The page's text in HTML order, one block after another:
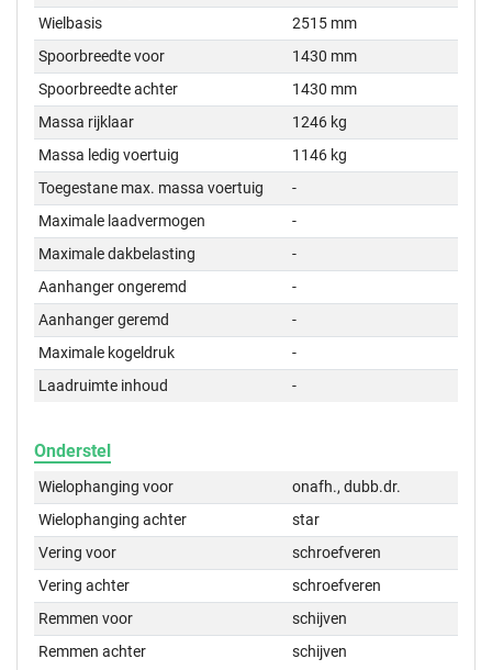
Wielbasis
2515 mm
Spoorbreedte voor
1430 mm
Spoorbreedte achter
1430 mm
Massa rijklaar
1246 kg
Massa ledig voertuig
1146 kg
Toegestane max. massa voertuig
-
Maximale laadvermogen
-
Maximale dakbelasting
-
Aanhanger ongeremd
-
Aanhanger geremd
-
Maximale kogeldruk
-
Laadruimte inhoud
-
Onderstel
Wielophanging voor
onafh., dubb.dr.
Wielophanging achter
star
Vering voor
schroefveren
Vering achter
schroefveren
Remmen voor
schijven
Remmen achter
schijven